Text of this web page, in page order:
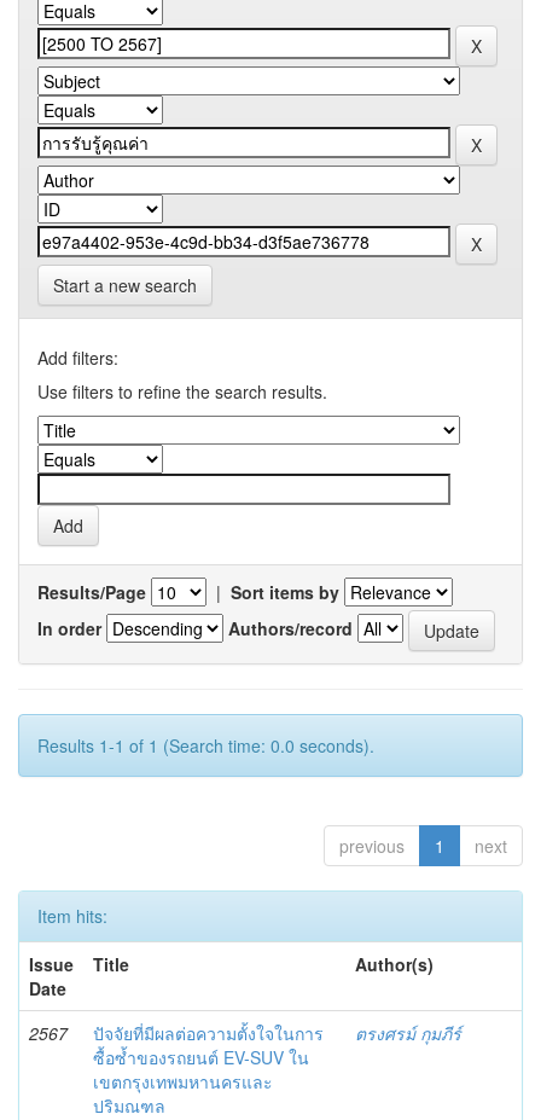
Start a new search
Add filters:
Use filters to refine the search results.
Results/Page | Sort items by
In order
Authors/record
Results 1-1 of 1 (Search time: 0.0 seconds).
previous 1 next
Item hits:
Issue
Date
Title Author(s)
2567
ปัจจัยที่มีผลต่อความตั้งใจในการ
ซื้อซ้ำของรถยนต์ EV-SUV ใน
เขตกรุงเทพมหานครและ
ปริมณฑล
ตรงศรม์ กุมภีร์